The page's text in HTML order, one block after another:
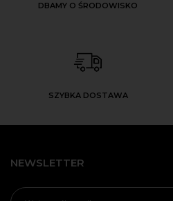
DBAMY O ŚRODOWISKO
SZYBKA DOSTAWA
NEWSLETTER